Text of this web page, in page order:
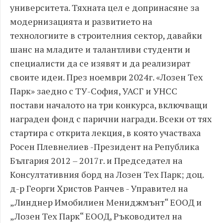
университета. Тяхната цел е допринасяне за
модернизацията и развитието на
технологиите в строителния сектор, давайки
шанс на младите и талантливи студенти и
специалисти да се изявят и да реализират
своите идеи. През ноември 2024г. «Лозен Тех
Парк» заедно с ТУ-София, УАСГ и УНСС
постави началото на три конкурса, включващи
награден фонд с парични награди. Всеки от тях
стартира с открита лекция, в която участваха
Росен Плевнелиев -Президент на Република
България 2012 – 2017г. и Председател на
Консултативния борд на Лозен Тех Парк; доц.
д-р Георги Христов Ранчев - Управител на
„Линднер Имобилиен Мениджмънт“ ЕООД и
„Лозен Тех Парк“ ЕООД, Ръководител на